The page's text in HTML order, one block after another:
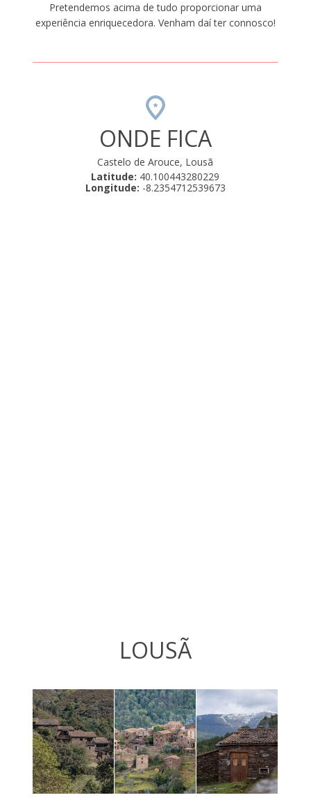
Pretendemos acima de tudo proporcionar uma
experiência enriquecedora. Venham daí ter connosco!
ONDE FICA
Castelo de Arouce, Lousã
Latitude: 40.100443280229
Longitude: -8.2354712539673
LOUSÃ